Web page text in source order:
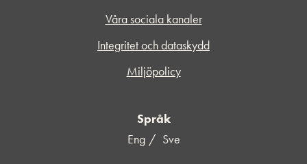
Våra sociala kanaler
Integritet och dataskydd
Miljöpolicy
Språk
Eng
Sve